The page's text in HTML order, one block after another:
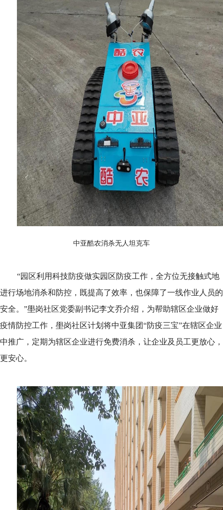
中亚酷农消杀无人坦克车
“园区利用科技防疫做实园区防疫工作，全方位无接触式地
进行场地消杀和防控，既提高了效率，也保障了一线作业人员的
安全。”壆岗社区党委副书记李文乔介绍，为帮助辖区企业做好
疫情防控工作，壆岗社区计划将中亚集团“防疫三宝”在辖区企业
中推广，定期为辖区企业进行免费消杀，让企业及员工更放心，
更安心。